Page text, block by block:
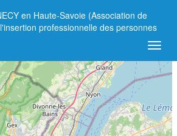
en Haute-Savoie (Association de
professionnelle des personnes